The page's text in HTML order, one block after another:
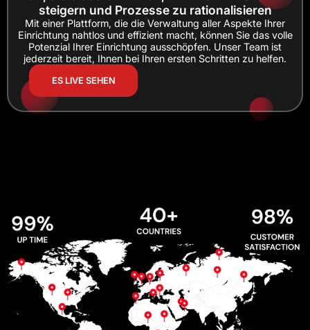
steigern und Prozesse zu rationalisieren
Mit einer Plattform, die die Verwaltung aller Aspekte Ihrer
Einrichtung nahtlos und effizient macht, können Sie das volle
Potenzial Ihrer Einrichtung ausschöpfen. Unser Team ist
jederzeit bereit, Ihnen bei Ihren ersten Schritten zu helfen.
ES LIVE SEHEN